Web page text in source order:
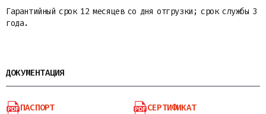
Гарантийный срок 12 месяцев со дня отгрузки; срок службы 3
года.
ДОКУМЕНТАЦИЯ
ПАСПОРТ СЕРТИФИКАТ